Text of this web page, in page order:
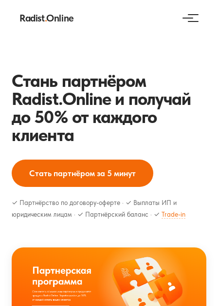
Radist.Online
Стань партнёром
Radist.Online и получай
до 50% от каждого
клиента
Стать партнёром за 5 минут
✓ Партнёрство по договору-оферте · ✓ Выплаты ИП и
юридическим лицам · ✓ Партнёрский баланс · ✓ Trade-in